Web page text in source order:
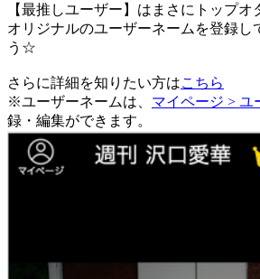
【最推しユーザー】はまさにトップオ
オリジナルのユーザーネームを登録し
う☆
さらに詳細を知りたい方はこちら
※ユーザーネームは、 マイページ > ユ
録・編集ができます。